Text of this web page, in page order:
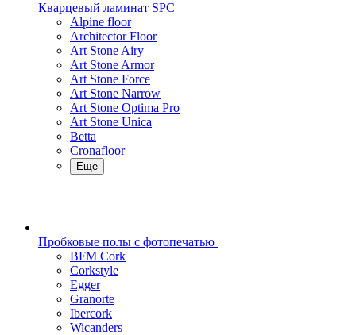
Кварцевый ламинат SPC
Alpine floor
Architector Floor
Art Stone Airy
Art Stone Armor
Art Stone Force
Art Stone Narrow
Art Stone Optima Pro
Art Stone Unica
Betta
Cronafloor
Еще
Пробковые полы с фотопечатью
BFM Cork
Corkstyle
Egger
Granorte
Ibercork
Wicanders